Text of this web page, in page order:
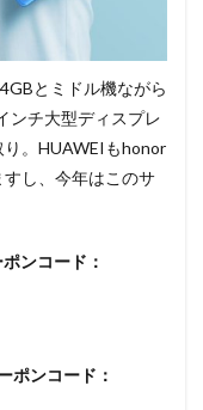
とミドル機ながら
ンチ大型ディスプレ
。HUAWEIもhonor
し、今年はこのサ
ンコード：
ポンコード：